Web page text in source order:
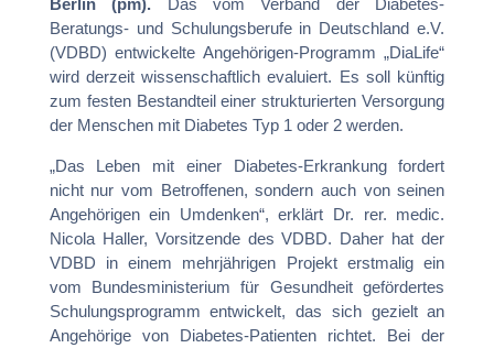
Berlin (pm). Das vom Verband der Diabetes-
Beratungs- und Schulungsberufe in Deutschland e.V.
(VDBD) entwickelte Angehörigen-Programm „DiaLife“
wird derzeit wissenschaftlich evaluiert. Es soll künftig
zum festen Bestandteil einer strukturierten Versorgung
der Menschen mit Diabetes Typ 1 oder 2 werden.
„Das Leben mit einer Diabetes-Erkrankung fordert
nicht nur vom Betroffenen, sondern auch von seinen
Angehörigen ein Umdenken“, erklärt Dr. rer. medic.
Nicola Haller, Vorsitzende des VDBD. Daher hat der
VDBD in einem mehrjährigen Projekt erstmalig ein
vom Bundesministerium für Gesundheit gefördertes
Schulungsprogramm entwickelt, das sich gezielt an
Angehörige von Diabetes-Patienten richtet. Bei der